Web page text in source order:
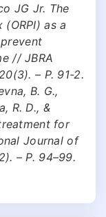
JG Jr. The
as a
// JBRA
– Р. 91-2.
B. G.,
R. D., &
for
Journal of
– Р. 94–99.